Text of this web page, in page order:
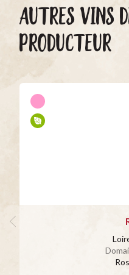
AUTRES VINS
PRODUCTEUR